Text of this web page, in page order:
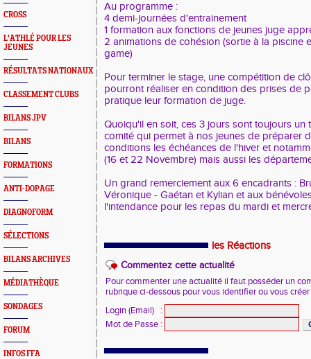
CROSS
L'ATHLÉ POUR LES
JEUNES
RÉSULTATS NATIONAUX
CLASSEMENT CLUBS
BILANS JPV
BILANS
FORMATIONS
ANTI-DOPAGE
DIAGNOFORM
SÉLECTIONS
BILANS ARCHIVES
MÉDIATHÈQUE
SONDAGES
FORUM
INFOS FFA
Au programme :
4 demi-journées d'entrainement
1 formation aux fonctions de jeunes juge
2 animations de cohésion (sortie à la piscine
game)
Pour terminer le stage, une compétition de
pourront réaliser en condition des prises de
pratique leur formation de juge.
Quoiqu'il en soit, ces 3 jours sont toujours un
comité qui permet à nos jeunes de préparer
conditions les échéances de l'hiver et
(16 et 22 Novembre) mais aussi les
Un grand remerciement aux 6 encadrants :
Véronique - Gaétan et Kylian et aux
l'intendance pour les repas du mardi et
les Réactions
Commentez cette actualité
Pour commenter une actualité il faut posséder un
rubrique ci-dessous pour vous identifier ou vous
Login (Email)
:
Mot de Passe :